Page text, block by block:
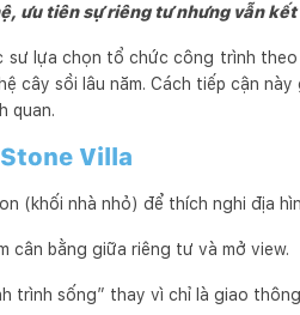
ưu tiên sự riêng tư nhưng vẫn
lựa chọn tổ chức công trình
cây sồi lâu năm. Cách tiếp cận
quan.
Villa
(khối nhà nhỏ) để thích nghi địa
cân bằng giữa riêng tư và mở view.
trình sống” thay vì chỉ là giao